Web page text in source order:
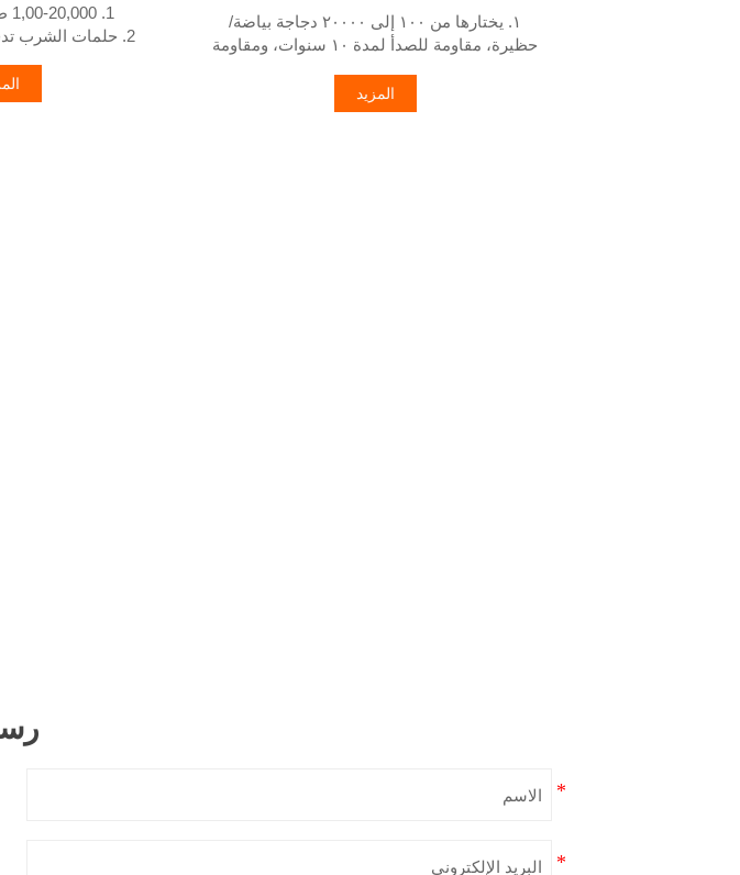
1. 1,00-20,000 طبقة/بيت تختارها
2. حلمات الشرب تدفق 30-60 مل/دقيقة
م²)
١. يختارها من ١٠٠ إلى ٢٠٠٠٠ دجاجة بياضة/
حظيرة، مقاومة للصدأ لمدة ١٠ سنوات، ومقاومة
والمال - كفاءة قابلة للقياس. ٤. تحسين جودة البيئة
المزيد